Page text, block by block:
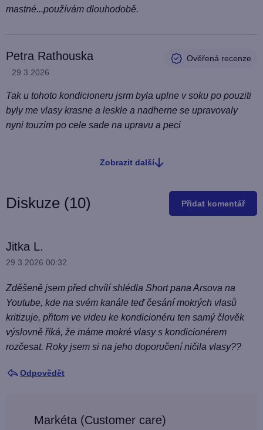
mastné...používám dlouhodobě.
Petra Rathouska
Hodnocení produktu je 5 z 5 hvězdiček.
29.3.2026
Tak u tohoto kondicioneru jsrm byla uplne v soku po pouziti
byly me vlasy krasne a leskle a nadherne se upravovaly
nyni touzim po cele sade na upravu a peci
O
p
r
v
k
y
v
u
Zobrazit další
Diskuze (10) Přidat komentář
V
ý
i
s
d
i
k
Jitka L.
29.3.2026 00:32
Zděšeně jsem před chvílí shlédla Short pana Arsova na
Youtube, kde na svém kanále teď česání mokrých vlasů
kritizuje, přitom ve videu ke kondicionéru ten samý člověk
výslovně říká, že máme mokré vlasy s kondicionérem
rozčesat. Roky jsem si na jeho doporučení ničila vlasy??
Odpovědět
Markéta (Customer care)